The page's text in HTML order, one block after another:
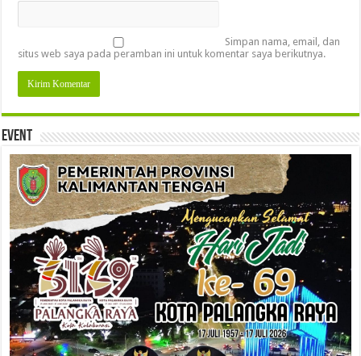
Simpan nama, email, dan
situs web saya pada peramban ini untuk komentar saya berikutnya.
Event